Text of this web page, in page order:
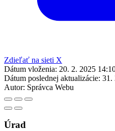
Zdieľať na sieti X
Dátum vloženia: 20. 2. 2025
Dátum poslednej aktualizácie: 31.
Autor: Správca Webu
Úrad